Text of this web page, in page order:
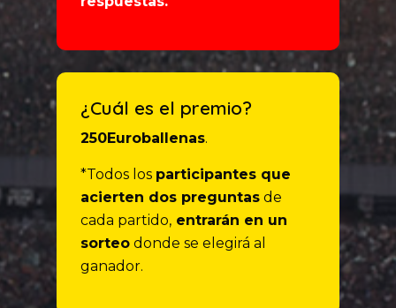
¿Cuál es el premio?
250Euroballenas.
*Todos los participantes que
acierten dos preguntas de
cada partido, entrarán en un
sorteo donde se elegirá al
ganador.